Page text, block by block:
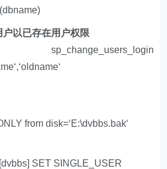
以已存在用户权限
from disk=‘E:\dvbbs.bak‘
SET SINGLE_USER